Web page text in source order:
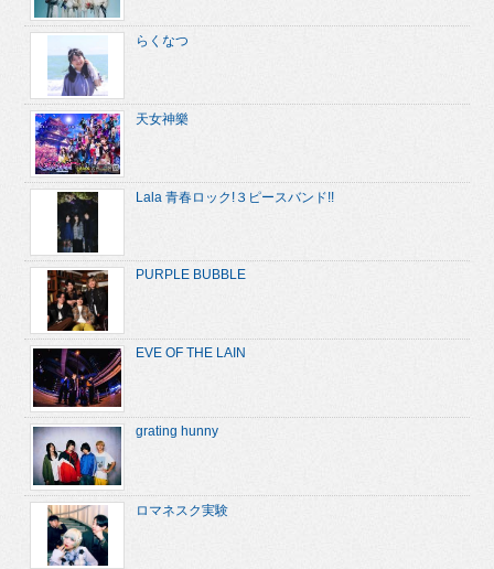
らくなつ
天女神樂
Lala 青春ロック!３ピースバンド!!
PURPLE BUBBLE
EVE OF THE LAIN
grating hunny
ロマネスク実験